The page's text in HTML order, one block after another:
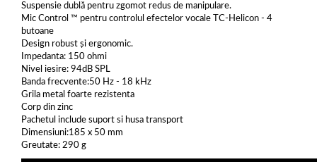
Suspensie dublă pentru zgomot redus de manipulare.
Mic Control ™ pentru controlul efectelor vocale TC-Helicon - 4
butoane
Design robust și ergonomic.
Impedanta: 150 ohmi
Nivel iesire: 94dB SPL
Banda frecvente:50 Hz - 18 kHz
Grila metal foarte rezistenta
Corp din zinc
Pachetul include suport si husa transport
Dimensiuni:185 x 50 mm
Greutate: 290 g